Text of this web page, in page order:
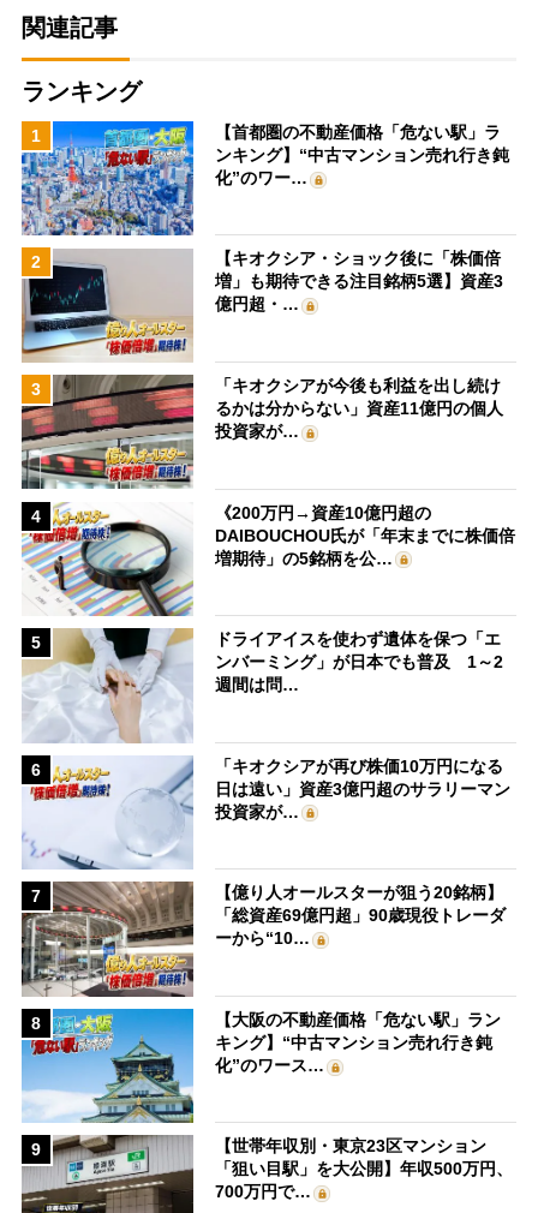
関連記事
ランキング
1
【首都圏の不動産価格「危ない駅」ラ
ンキング】“中古マンション売れ行き鈍
化”のワー…
2
【キオクシア・ショック後に「株価倍
増」も期待できる注目銘柄5選】資産3
億円超・…
3
「キオクシアが今後も利益を出し続け
るかは分からない」資産11億円の個人
投資家が…
4
《200万円→資産10億円超の
DAIBOUCHOU氏が「年末までに株価倍
増期待」の5銘柄を公…
5
ドライアイスを使わず遺体を保つ「エ
ンバーミング」が日本でも普及 1～2
週間は問…
6
「キオクシアが再び株価10万円になる
日は遠い」資産3億円超のサラリーマン
投資家が…
7
【億り人オールスターが狙う20銘柄】
「総資産69億円超」90歳現役トレーダ
ーから“10…
8
【大阪の不動産価格「危ない駅」ラン
キング】“中古マンション売れ行き鈍
化”のワース…
9
【世帯年収別・東京23区マンション
「狙い目駅」を大公開】年収500万円、
700万円で…